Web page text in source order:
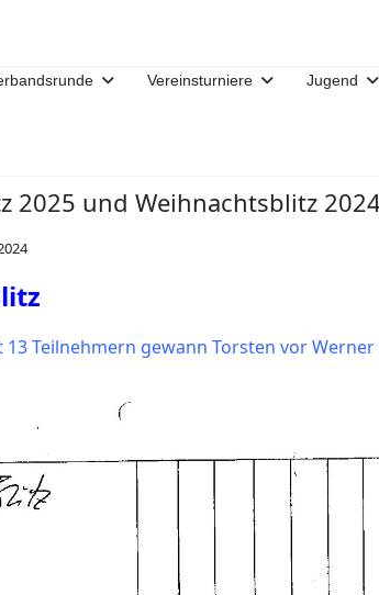
Vereinsturniere Jugend
2025 und Weihnachtsblitz
Teilnehmern gewann Torsten vor Werner